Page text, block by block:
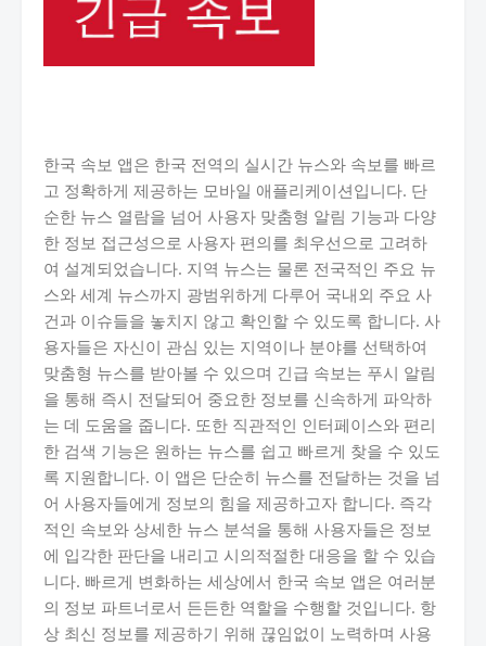
한국 속보 앱은 한국 전역의 실시간 뉴스와 속보를 빠르
고 정확하게 제공하는 모바일 애플리케이션입니다. 단
순한 뉴스 열람을 넘어 사용자 맞춤형 알림 기능과 다양
한 정보 접근성으로 사용자 편의를 최우선으로 고려하
여 설계되었습니다. 지역 뉴스는 물론 전국적인 주요 뉴
스와 세계 뉴스까지 광범위하게 다루어 국내외 주요 사
건과 이슈들을 놓치지 않고 확인할 수 있도록 합니다. 사
용자들은 자신이 관심 있는 지역이나 분야를 선택하여
맞춤형 뉴스를 받아볼 수 있으며 긴급 속보는 푸시 알림
을 통해 즉시 전달되어 중요한 정보를 신속하게 파악하
는 데 도움을 줍니다. 또한 직관적인 인터페이스와 편리
한 검색 기능은 원하는 뉴스를 쉽고 빠르게 찾을 수 있도
록 지원합니다. 이 앱은 단순히 뉴스를 전달하는 것을 넘
어 사용자들에게 정보의 힘을 제공하고자 합니다. 즉각
적인 속보와 상세한 뉴스 분석을 통해 사용자들은 정보
에 입각한 판단을 내리고 시의적절한 대응을 할 수 있습
니다. 빠르게 변화하는 세상에서 한국 속보 앱은 여러분
의 정보 파트너로서 든든한 역할을 수행할 것입니다. 항
상 최신 정보를 제공하기 위해 끊임없이 노력하며 사용